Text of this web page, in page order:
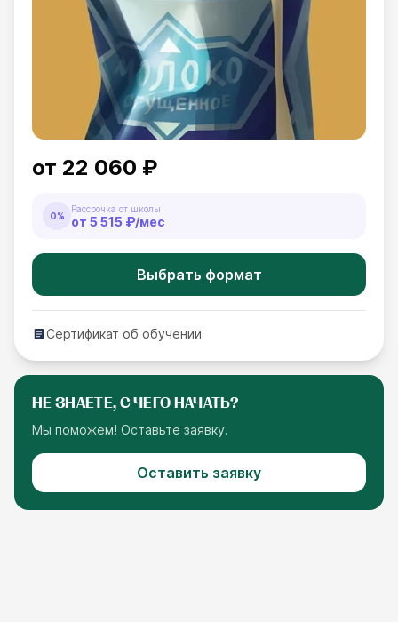
от 22 060 ₽
0%
Рассрочка от школы
от 5 515 ₽/мес
Выбрать формат
Сертификат об обучении
НЕ ЗНАЕТЕ, С ЧЕГО НАЧАТЬ?
Мы поможем! Оставьте заявку.
Оставить заявку